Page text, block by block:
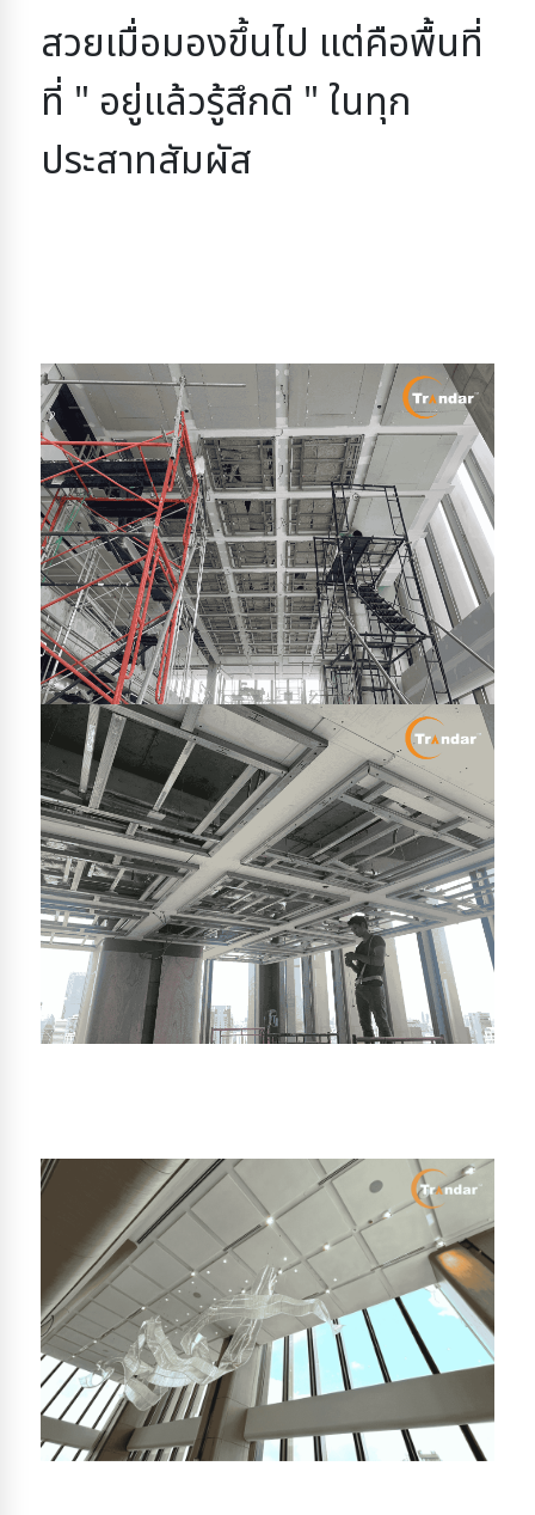
สวยเมื่อมองขึ้นไป แต่คือพื้นที่
ที่ " อยู่แล้วรู้สึกดี " ในทุก
ประสาทสัมผัส